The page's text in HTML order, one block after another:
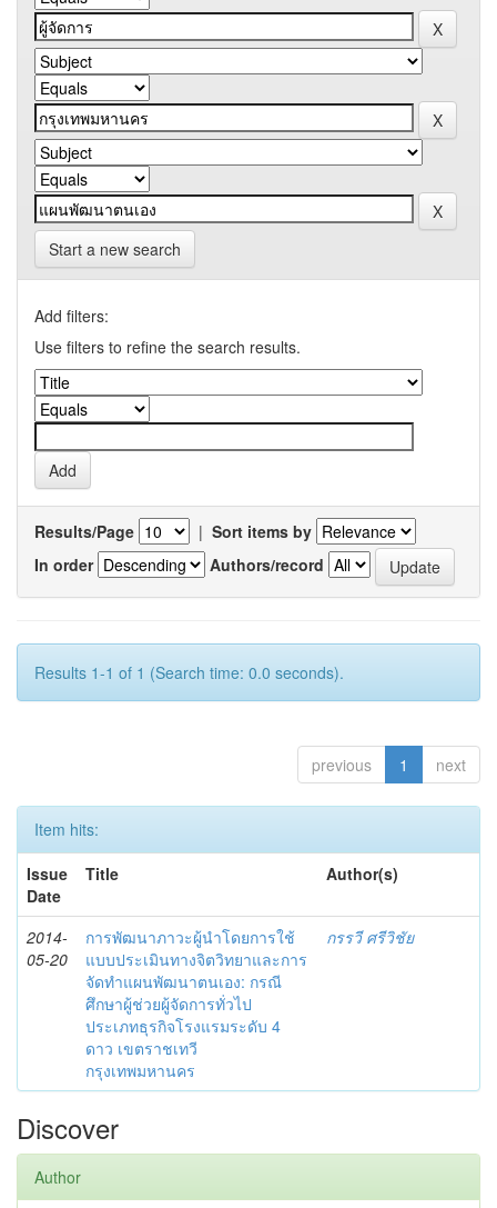
Start a new search
Add filters:
Use filters to refine the search results.
Results/Page | Sort items by
In order
Authors/record
Results 1-1 of 1 (Search time: 0.0 seconds).
previous 1 next
Item hits:
Issue
Date
Title Author(s)
2014-
05-20
การพัฒนาภาวะผู้นำโดยการใช้
แบบประเมินทางจิตวิทยาและการ
จัดทำแผนพัฒนาตนเอง: กรณี
ศึกษาผู้ช่วยผู้จัดการทั่วไป
ประเภทธุรกิจโรงแรมระดับ 4
ดาว เขตราชเทวี
กรุงเทพมหานคร
กรรวี ศรีวิชัย
Discover
Author